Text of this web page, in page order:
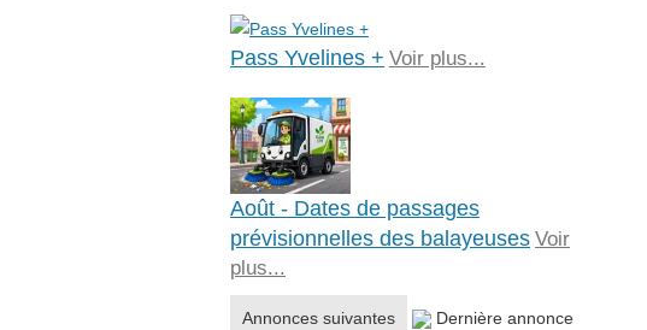
Pass Yvelines + Voir plus...
Août - Dates de passages
prévisionnelles des balayeuses Voir
plus...
Annonces suivantes Dernière annonce